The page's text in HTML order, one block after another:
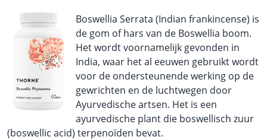
Boswellia Serrata (Indian frankincense) is
de gom of hars van de Boswellia boom.
Het wordt voornamelijk gevonden in
India, waar het al eeuwen gebruikt wordt
voor de ondersteunende werking op de
gewrichten en de luchtwegen door
Ayurvedische artsen. Het is een
ayurvedische plant die boswellisch zuur
(boswellic acid) terpenoïden bevat.